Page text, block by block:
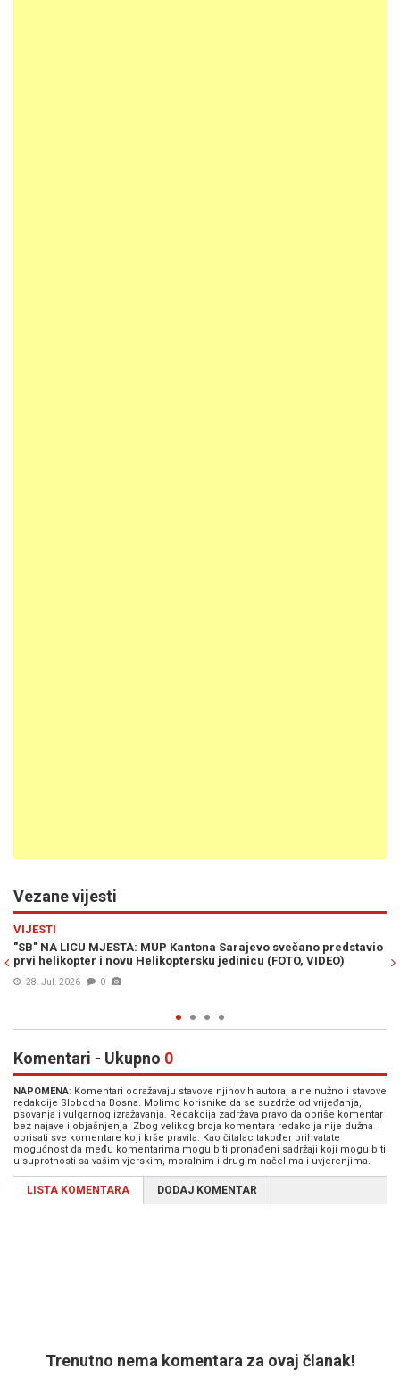
Vezane vijesti
HRONIKA
POJAČANE KONTROLE U SARAJEVU: Policija napisala više od
kazni
25. Jul. 2026
Komentari - Ukupno 0
NAPOMENA: Komentari odražavaju stavove njihovih autora, a ne nužno i stavove
redakcije Slobodna Bosna. Molimo korisnike da se suzdrže od vrijeđanja,
psovanja i vulgarnog izražavanja. Redakcija zadržava pravo da obriše komentar
bez najave i objašnjenja. Zbog velikog broja komentara redakcija nije dužna
obrisati sve komentare koji krše pravila. Kao čitalac također prihvatate
mogućnost da među komentarima mogu biti pronađeni sadržaji koji mogu biti
u suprotnosti sa vašim vjerskim, moralnim i drugim načelima i uvjerenjima.
LISTA KOMENTARA DODAJ KOMENTAR
Trenutno nema komentara za ovaj članak!